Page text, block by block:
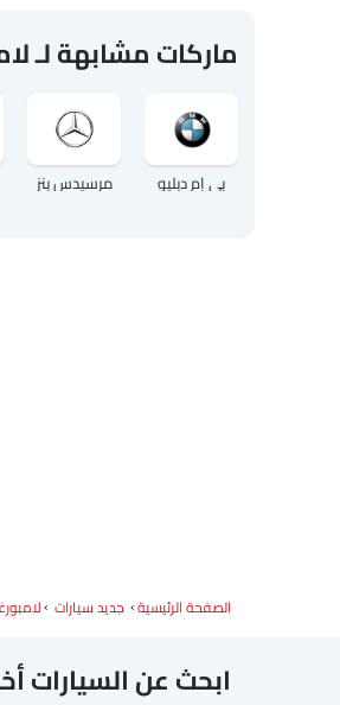
ماركات مشابهة لـ
بي إم دبليو مرسيدس بنز
الصفحة الرئيسية جديد سيارات
ابحث عن السيارات